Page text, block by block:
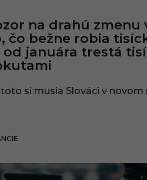
na drahú zmenu
čo bežne robia
od januára trestá
toto si musia Slováci v